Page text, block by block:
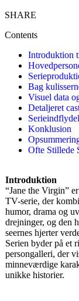
SHARE
Contents
Introduktion
Bag
Visuel data
Detaljeret
Konklusion
Ofte Stillede
Introduktion
“Jane the Virgin”
TV-serie, der
humor, drama og
drejninger, og den
seernes hjerter
Serien byder på et
persongalleri, der
minneværdige
unikke historier.